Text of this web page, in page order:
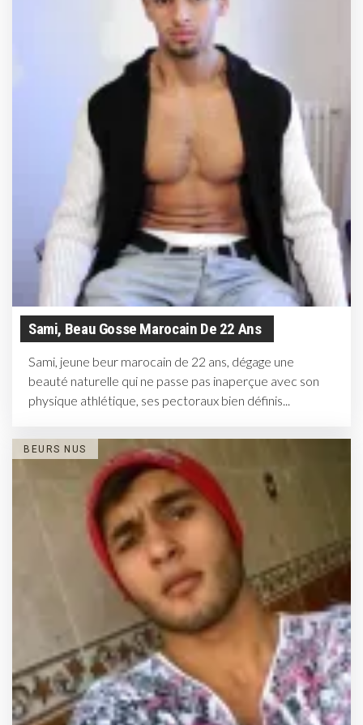
Sami, Beau Gosse Marocain De 22 Ans
Sami, jeune beur marocain de 22 ans, dégage une
beauté naturelle qui ne passe pas inaperçue avec son
physique athlétique, ses pectoraux bien définis...
BEURS NUS